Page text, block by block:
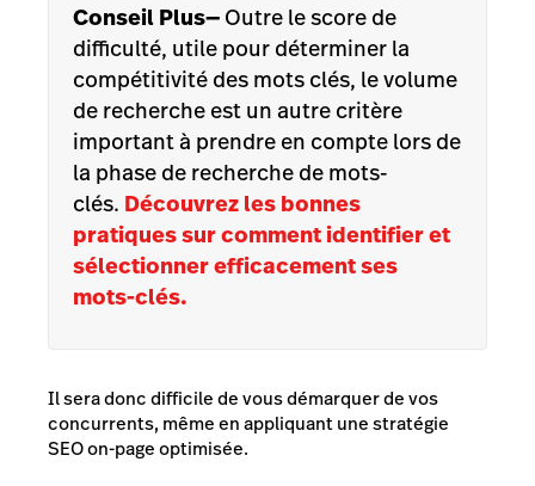
Conseil Plus— Outre le score de
difficulté, utile pour déterminer la
compétitivité des mots clés, le volume
de recherche est un autre critère
important à prendre en compte lors de
la phase de recherche de mots-
clés. Découvrez les bonnes
pratiques sur comment identifier et
sélectionner efficacement ses
mots-clés.
Il sera donc difficile de vous démarquer de vos
concurrents, même en appliquant une stratégie
SEO on-page optimisée.